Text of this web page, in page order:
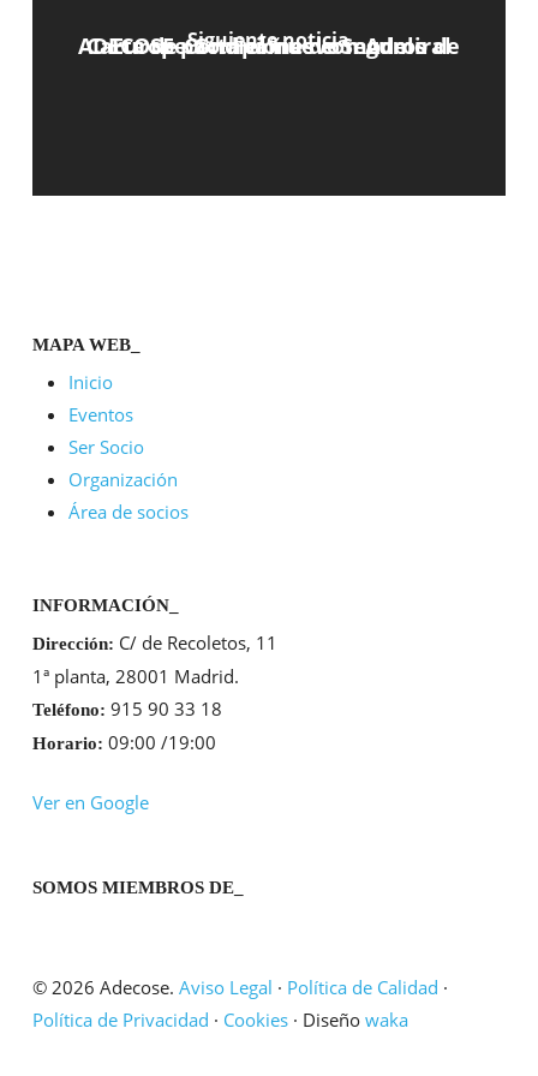
Siguiente noticia
ADECOSE pacta el nuevo modelo de Carta de Condiciones con Admiral Europe Compañía de Seguros
MAPA WEB_
Inicio
Eventos
Ser Socio
Organización
Área de socios
INFORMACIÓN_
Dirección: C/ de Recoletos, 11
1ª planta, 28001 Madrid.
Teléfono: 915 90 33 18
Horario: 09:00 /19:00
Ver en Google
SOMOS MIEMBROS DE_
© 2026 Adecose. Aviso Legal · Política de Calidad ·
Política de Privacidad · Cookies· Diseño waka